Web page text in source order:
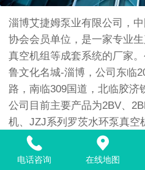
淄博艾捷姆泵业有限公司，
协会会员单位，是一家专业
真空机组等成套系统的厂家
鲁文化名城-淄博，公司东临
路，南临309国道，北临胶济
公司目前主要产品为2BV、
机、JZJ系列罗茨水环泵真空
空设备。其中2BV、2BE1、
业中具有领先技术优势，内
电话咨询 在线地图